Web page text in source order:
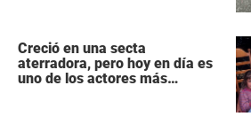
Creció en una secta
aterradora, pero hoy en día es
uno de los actores más